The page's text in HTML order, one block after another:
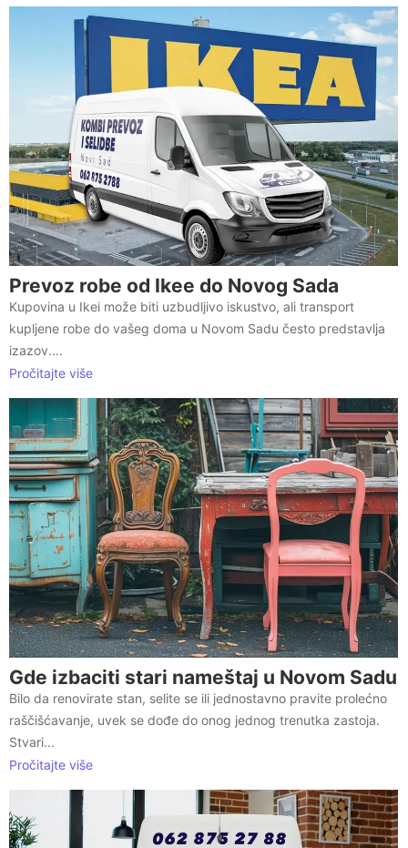
Prevoz robe od Ikee do Novog Sada
Kupovina u Ikei može biti uzbudljivo iskustvo, ali transport
kupljene robe do vašeg doma u Novom Sadu često predstavlja
izazov....
Pročitajte više
Gde izbaciti stari nameštaj u Novom Sadu
Bilo da renovirate stan, selite se ili jednostavno pravite prolećno
raščišćavanje, uvek se dođe do onog jednog trenutka zastoja.
Stvari...
Pročitajte više